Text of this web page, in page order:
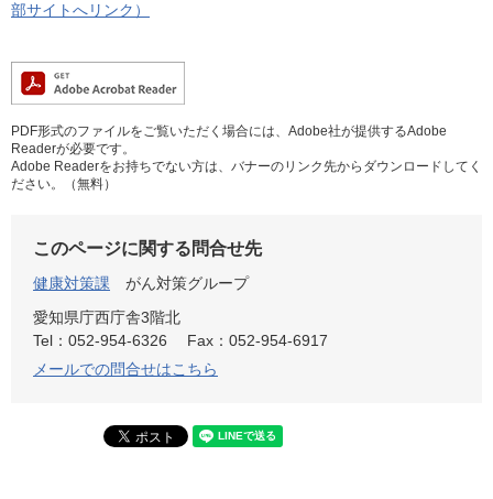
部サイトへリンク）
PDF形式のファイルをご覧いただく場合には、Adobe社が提供するAdobe
Readerが必要です。
Adobe Readerをお持ちでない方は、バナーのリンク先からダウンロードしてく
ださい。（無料）
このページに関する問合せ先
健康対策課
がん対策グループ
愛知県庁西庁舎3階北
Tel：052-954-6326
Fax：052-954-6917
メールでの問合せはこちら